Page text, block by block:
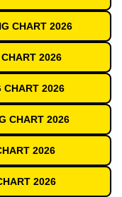
CHART 2026
2026
CHART 2026
CHART 2026
2026
2026